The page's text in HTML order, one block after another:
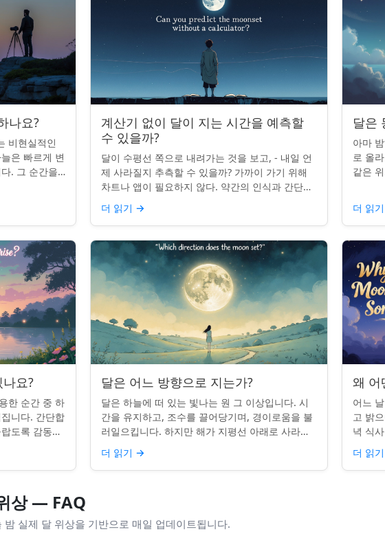
나요?
비현실적인
은 빠르게 변
. 그 순간을
계산기 없이 달이 지는 시간을 예측할
수 있을까?
달이 수평선 쪽으로 내려가는 것을 보고, - 내일 언
제 사라질지 추측할 수 있을까? 가까이 가기 위해
차트나 앱이 필요하지 않다. 약간의 인식과 간단한
요령만 있으면 된다. 주요 통찰력: 오늘의 달 뜨는
시간을 알고...
더 읽기 →
달은
아마
로 올
같은
더 읽기
요?
한 순간 중 하
니다. 간단합
도록 감동적
면 잡기 쉽지
달은 어느 방향으로 지는가?
달은 하늘에 떠 있는 빛나는 원 그 이상입니다. 시
간을 유지하고, 조수를 끌어당기며, 경이로움을 불
러일으킵니다. 하지만 해가 지평선 아래로 사라질
때, 당신은 한 번쯤 멈춰서 물어본 적이 있나요: 그
곳은 어디일까? ...
더 읽기 →
왜 어
어느
고 밝
녁 식
취침
있습니
더 읽기
상 — FAQ
밤 실제 달 위상을 기반으로 매일 업데이트됩니다.